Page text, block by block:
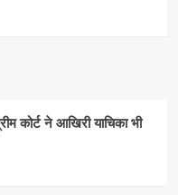
कोर्ट ने आखिरी याचिका भी